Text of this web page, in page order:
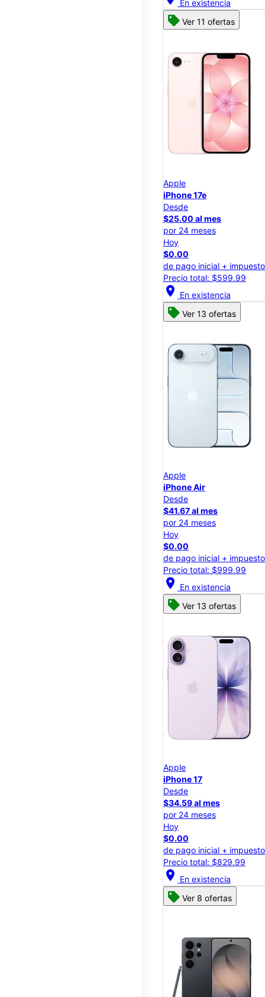
En existencia
Ver 11 ofertas
Apple
iPhone 17e
Desde
$25.00 al mes
por 24 meses
Hoy
$0.00
de pago inicial +
Precio total: $599.99
location_on En existencia
Ver 13 ofertas
Apple
iPhone Air
Desde
$41.67 al mes
por 24 meses
Hoy
$0.00
de pago inicial +
Precio total: $999.99
location_on En existencia
Ver 13 ofertas
Apple
iPhone 17
Desde
$34.59 al mes
por 24 meses
Hoy
$0.00
de pago inicial +
Precio total: $829.99
location_on En existencia
Ver 8 ofertas